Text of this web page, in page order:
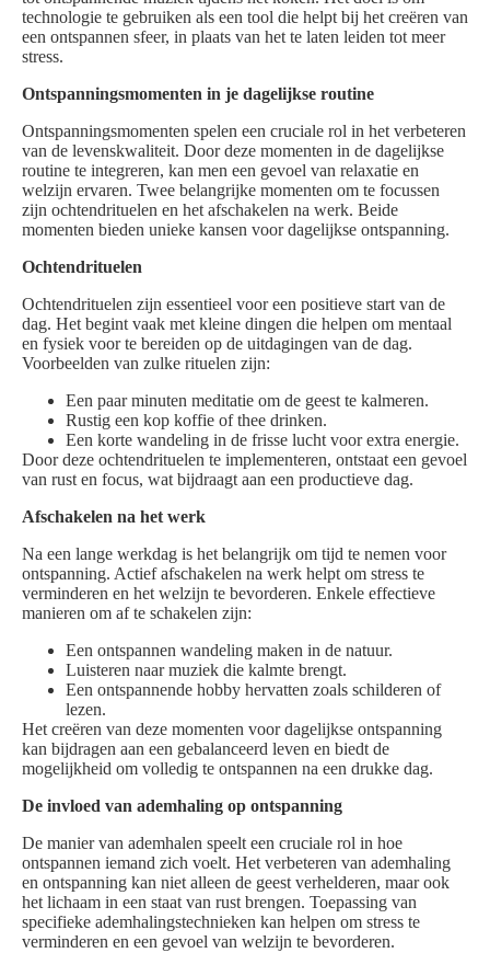
technologie te gebruiken als een tool die helpt bij het creëren van
een ontspannen sfeer, in plaats van het te laten leiden tot meer
stress.
Ontspanningsmomenten in je dagelijkse routine
Ontspanningsmomenten spelen een cruciale rol in het verbeteren
van de levenskwaliteit. Door deze momenten in de dagelijkse
routine te integreren, kan men een gevoel van relaxatie en
welzijn ervaren. Twee belangrijke momenten om te focussen
zijn ochtendrituelen en het afschakelen na werk. Beide
momenten bieden unieke kansen voor dagelijkse ontspanning.
Ochtendrituelen
Ochtendrituelen zijn essentieel voor een positieve start van de
dag. Het begint vaak met kleine dingen die helpen om mentaal
en fysiek voor te bereiden op de uitdagingen van de dag.
Voorbeelden van zulke rituelen zijn:
Een paar minuten meditatie om de geest te kalmeren.
Rustig een kop koffie of thee drinken.
Een korte wandeling in de frisse lucht voor extra energie.
Door deze ochtendrituelen te implementeren, ontstaat een gevoel
van rust en focus, wat bijdraagt aan een productieve dag.
Afschakelen na het werk
Na een lange werkdag is het belangrijk om tijd te nemen voor
ontspanning. Actief afschakelen na werk helpt om stress te
verminderen en het welzijn te bevorderen. Enkele effectieve
manieren om af te schakelen zijn:
Een ontspannen wandeling maken in de natuur.
Luisteren naar muziek die kalmte brengt.
Een ontspannende hobby hervatten zoals schilderen of
lezen.
Het creëren van deze momenten voor dagelijkse ontspanning
kan bijdragen aan een gebalanceerd leven en biedt de
mogelijkheid om volledig te ontspannen na een drukke dag.
De invloed van ademhaling op ontspanning
De manier van ademhalen speelt een cruciale rol in hoe
ontspannen iemand zich voelt. Het verbeteren van ademhaling
en ontspanning kan niet alleen de geest verhelderen, maar ook
het lichaam in een staat van rust brengen. Toepassing van
specifieke ademhalingstechnieken kan helpen om stress te
verminderen en een gevoel van welzijn te bevorderen.